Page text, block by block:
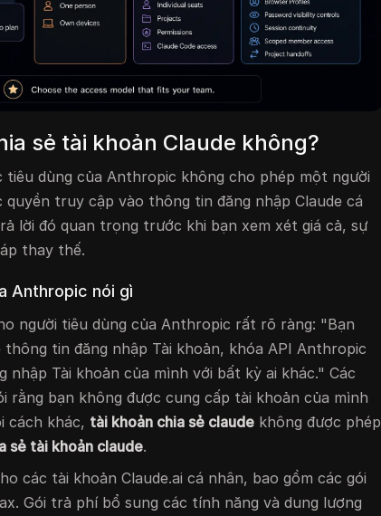
sẻ tài khoản Claude không?
tiêu dùng của Anthropic không cho phép một người
quyền truy cập vào thông tin đăng nhập Claude cá
lời đó quan trọng trước khi bạn xem xét giá cả, sự
thay thế.
Anthropic nói gì
người tiêu dùng của Anthropic rất rõ ràng: "Bạn
thông tin đăng nhập Tài khoản, khóa API Anthropic
nhập Tài khoản của mình với bất kỳ ai khác." Các
rằng bạn không được cung cấp tài khoản của mình
cách khác, tài khoản chia sẻ claude không được phép
sẻ tài khoản claude.
các tài khoản Claude.ai cá nhân, bao gồm các gói
Gói trả phí bổ sung các tính năng và dung lượng